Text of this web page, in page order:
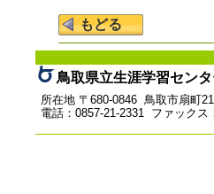
鳥取県立生涯学習セン
所在地 〒680-0846 鳥取市扇町
電話：0857-21-2331 ファックス